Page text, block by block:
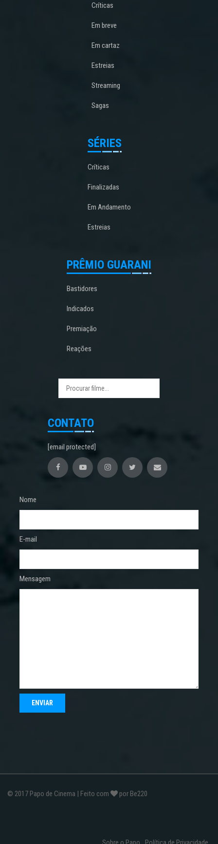
Críticas
Em breve
Em cartaz
Estreias
Streaming
Sagas
SÉRIES
Críticas
Finalizadas
Em Andamento
Estreias
PRÊMIO GUARANI
Bastidores
Indicados
Premiação
Reações
CONTATO
[email protected]
Nome
E-mail
Mensagem
© 2017 Papo de Cinema | Feito com por Be220